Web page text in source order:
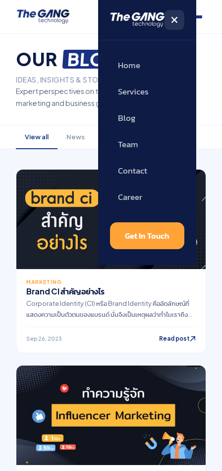
Home
Services
Blog
Team
Contact
Career
Get In Touch
OUR BLOG
IDEAS, INSIGHTS & STORIES FROM THE GANG
Expert perspectives on technology,
marketing and business growth.
View all News
MARKETING
Brand CI สำคัญอย่างไร
Corporate Identity (CI) หรือ Brand Identity คืออัตลักษณ์ที่
แสดงความเป็นตัวตนของแบรนด์ นั่นจึงเป็นเหตุผลว่าทำไมเราถึง
หรือแม้กระทั่งการจัดวาง Artwork ต่างๆ เป็นเพราะว่าแบรนด์เหล่า
พอ ผู้บริโภคก็จะจดจำและนึกถึงภาพแบรนด์ของเราไปได้ตลอด
Sep 26, 2023 Read post